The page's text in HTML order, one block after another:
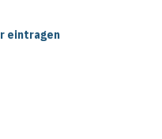
eintragen